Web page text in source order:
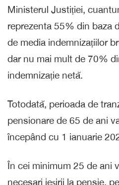
Ministerul Justiției,
reprezenta 55% din baza
de media indemnizațiilor
dar nu mai mult de 70%
indemnizație netă.
Totodată, perioada de
pensionare de 65 de ani
începând cu 1 ianuarie
În cei minimum 25 de ani
necesari ieșirii la pensie,